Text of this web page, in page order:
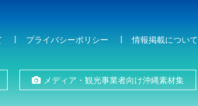
プライバシーポリシー 情報掲載について
メディア・観光事業者向け沖縄素材集